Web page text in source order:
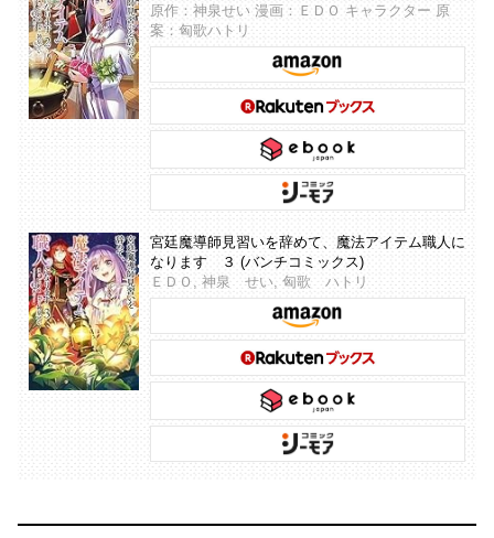
原作：神泉せい 漫画：ＥＤＯ キャラクター 原
案：匈歌ハトリ
宮廷魔導師見習いを辞めて、魔法アイテム職人に
なります ３ (バンチコミックス)
ＥＤＯ, 神泉 せい, 匈歌 ハトリ